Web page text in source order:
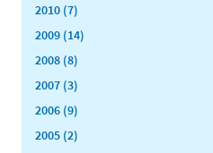
2010 (7)
2009 (14)
2008 (8)
2007 (3)
2006 (9)
2005 (2)